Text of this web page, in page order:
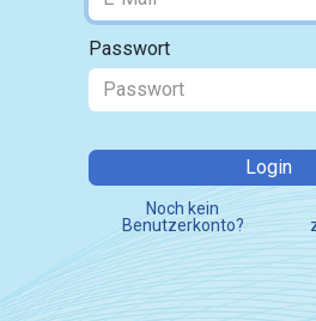
Passwort
Login
Noch kein
Benutzerkonto?